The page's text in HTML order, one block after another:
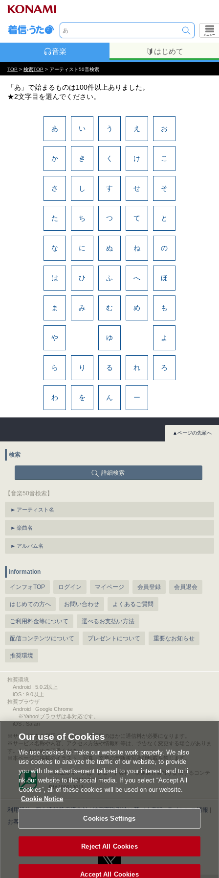
メニュー
音楽 はじめて
TOP > 検索TOP > アーティスト50音検索
「あ」で始まるものは100件以上ありました。
★2文字目を選んでください。
あ い う え お
か き く け こ
さ し す せ そ
た ち つ て と
な に ぬ ね の
は ひ ふ へ ほ
ま み む め も
や ゆ よ
ら り る れ ろ
わ を ん ー
▲ページの先頭へ
検索
詳細検索
【音楽50音検索】
アーティスト名
楽曲名
アルバム名
information
インフォTOP ログイン マイページ 会員登録 会員退会
はじめての方へ お問い合わせ よくあるご質問
ご利用料金等について 選べるお支払い方法
配信コンテンツについて プレゼントについて 重要なお知らせ
推奨環境
推奨環境
Android : 5.0.2以上
iOS : 9.0以上
推奨ブラウザ
Android : Google Chrome
※Yahoo!ブラウザは非対応です。
iOS : Safari
サービスをご利用されるには、情報料のほかに通信料が必要になります。
サービス名称や内容、アクセス方法や情報料等は、予告なく変更する場合がありま
す。あらかじめご了承ください。
本ページに掲載のイラスト・写真・文章の無断複写及び転載を禁じます。
このエルマークは、レコード会社・映像製作会社が提供するコンテ
ンツを示す登録商標です。
RIAJ00013011
利用規約|個人情報等保護方針|特定商取引法に基づく表記|ライセンス情報
お客様情報の外部送信について|Cookies Settings
Our use of Cookies
We use cookies to make our website work properly. We also
use cookies to analyze the traffic of our website, to provide
you with the advertisement tailored to your interest, and to li
nk our website to the social media. If you select “Accept All
Cookies”, all of these cookies will be used on our website.
Cookie Notice
Cookies Settings
Reject All Cookies
Accept All Cookies